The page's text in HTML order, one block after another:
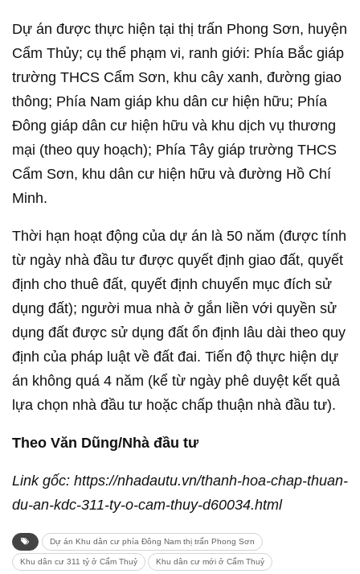
Dự án được thực hiện tại thị trấn Phong Sơn, huyện
Cẩm Thủy; cụ thể phạm vi, ranh giới: Phía Bắc giáp
trường THCS Cẩm Sơn, khu cây xanh, đường giao
thông; Phía Nam giáp khu dân cư hiện hữu; Phía
Đông giáp dân cư hiện hữu và khu dịch vụ thương
mại (theo quy hoạch); Phía Tây giáp trường THCS
Cẩm Sơn, khu dân cư hiện hữu và đường Hồ Chí
Minh.
Thời hạn hoạt động của dự án là 50 năm (được tính
từ ngày nhà đầu tư được quyết định giao đất, quyết
định cho thuê đất, quyết định chuyển mục đích sử
dụng đất); người mua nhà ở gắn liền với quyền sử
dụng đất được sử dụng đất ổn định lâu dài theo quy
định của pháp luật về đất đai. Tiến độ thực hiện dự
án không quá 4 năm (kể từ ngày phê duyệt kết quả
lựa chọn nhà đầu tư hoặc chấp thuận nhà đầu tư).
Theo Văn Dũng/Nhà đầu tư
Link gốc: https://nhadautu.vn/thanh-hoa-chap-thuan-
du-an-kdc-311-ty-o-cam-thuy-d60034.html
Dự án Khu dân cư phía Đông Nam thị trấn Phong Sơn
Khu dân cư 311 tỷ ở Cẩm Thuỷ Khu dân cư mới ở Cẩm Thuỷ